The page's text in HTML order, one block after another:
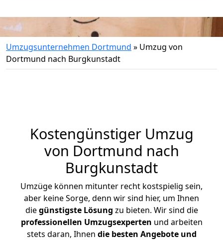
Umzugsunternehmen Dortmund » Umzug von
Dortmund nach Burgkunstadt
Kostengünstiger Umzug
von Dortmund nach
Burgkunstadt
Umzüge können mitunter recht kostspielig sein,
aber keine Sorge, denn wir sind hier, um Ihnen
diegünstigste Lösung zu bieten. Wir sind die
professionellen Umzugsexperten und arbeiten
stets daran, Ihnen die besten Angebote und